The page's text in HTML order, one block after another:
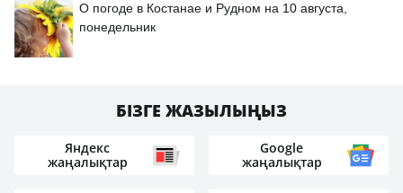
О погоде в Костанае и Рудном на 10 августа,
понедельник
БІЗГЕ ЖАЗЫЛЫҢЫЗ
Яндекс
жаңалықтар
Google
жаңалықтар